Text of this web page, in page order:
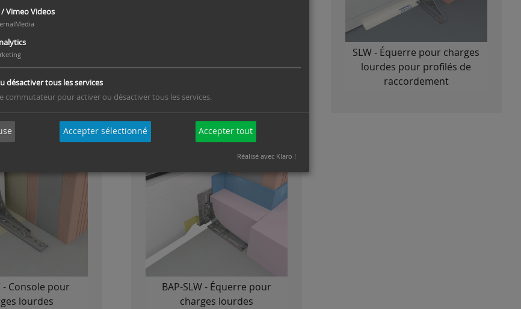
pour profilés de
pour charges lourdes
SLW - Équerre pour charges
lourdes pour profilés de
raccordement
- Console pour
lourdes
BAP-SLW - Équerre pour
charges lourdes
/ Vimeo Videos
désactiver tous les services
commutateur pour activer ou désactiver tous les services.
Accepter sélectionné Accepter tout
Réalisé avec Klaro !